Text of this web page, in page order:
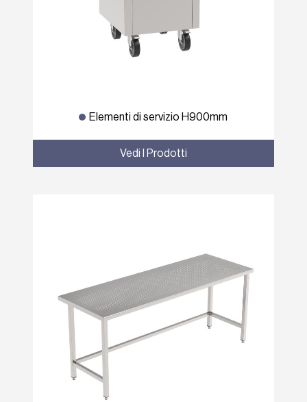
Elementi di servizio H900mm
Vedi I Prodotti